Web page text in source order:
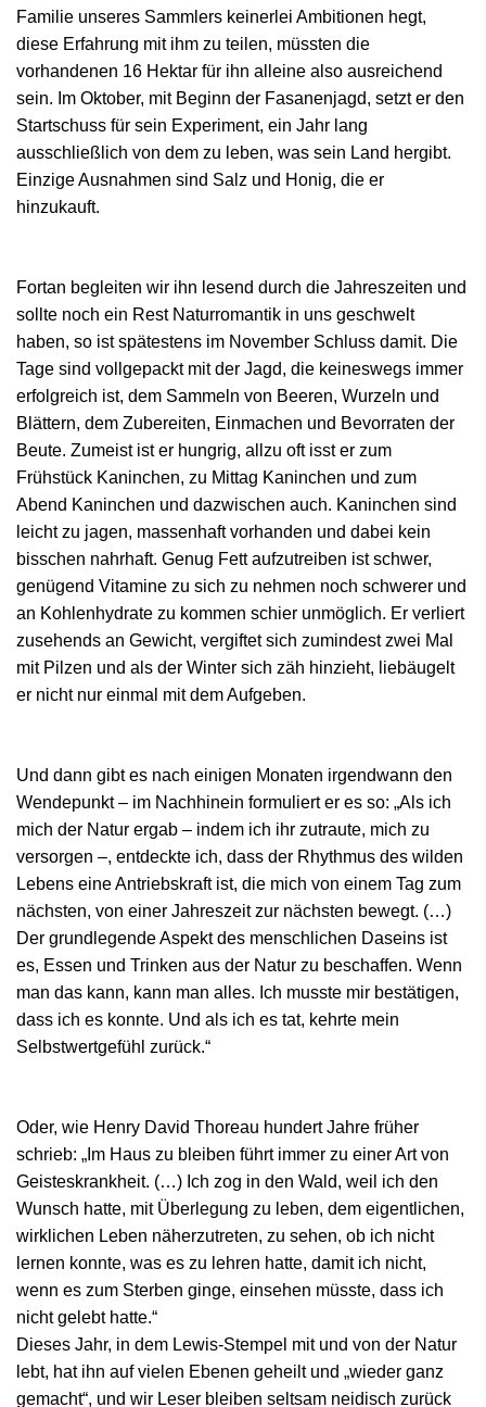
Familie unseres Sammlers keinerlei Ambitionen hegt,
diese Erfahrung mit ihm zu teilen, müssten die
vorhandenen 16 Hektar für ihn alleine also ausreichend
sein. Im Oktober, mit Beginn der Fasanenjagd, setzt er den
Startschuss für sein Experiment, ein Jahr lang
ausschließlich von dem zu leben, was sein Land hergibt.
Einzige Ausnahmen sind Salz und Honig, die er
hinzukauft.
Fortan begleiten wir ihn lesend durch die Jahreszeiten und
sollte noch ein Rest Naturromantik in uns geschwelt
haben, so ist spätestens im November Schluss damit. Die
Tage sind vollgepackt mit der Jagd, die keineswegs immer
erfolgreich ist, dem Sammeln von Beeren, Wurzeln und
Blättern, dem Zubereiten, Einmachen und Bevorraten der
Beute. Zumeist ist er hungrig, allzu oft isst er zum
Frühstück Kaninchen, zu Mittag Kaninchen und zum
Abend Kaninchen und dazwischen auch. Kaninchen sind
leicht zu jagen, massenhaft vorhanden und dabei kein
bisschen nahrhaft. Genug Fett aufzutreiben ist schwer,
genügend Vitamine zu sich zu nehmen noch schwerer und
an Kohlenhydrate zu kommen schier unmöglich. Er verliert
zusehends an Gewicht, vergiftet sich zumindest zwei Mal
mit Pilzen und als der Winter sich zäh hinzieht, liebäugelt
er nicht nur einmal mit dem Aufgeben.
Und dann gibt es nach einigen Monaten irgendwann den
Wendepunkt – im Nachhinein formuliert er es so: „Als ich
mich der Natur ergab – indem ich ihr zutraute, mich zu
versorgen –, entdeckte ich, dass der Rhythmus des wilden
Lebens eine Antriebskraft ist, die mich von einem Tag zum
nächsten, von einer Jahreszeit zur nächsten bewegt. (…)
Der grundlegende Aspekt des menschlichen Daseins ist
es, Essen und Trinken aus der Natur zu beschaffen. Wenn
man das kann, kann man alles. Ich musste mir bestätigen,
dass ich es konnte. Und als ich es tat, kehrte mein
Selbstwertgefühl zurück.“
Oder, wie Henry David Thoreau hundert Jahre früher
schrieb: „Im Haus zu bleiben führt immer zu einer Art von
Geisteskrankheit. (…) Ich zog in den Wald, weil ich den
Wunsch hatte, mit Überlegung zu leben, dem eigentlichen,
wirklichen Leben näherzutreten, zu sehen, ob ich nicht
lernen konnte, was es zu lehren hatte, damit ich nicht,
wenn es zum Sterben ginge, einsehen müsste, dass ich
nicht gelebt hatte.“
Dieses Jahr, in dem Lewis-Stempel mit und von der Natur
lebt, hat ihn auf vielen Ebenen geheilt und „wieder ganz
gemacht“, und wir Leser bleiben seltsam neidisch zurück